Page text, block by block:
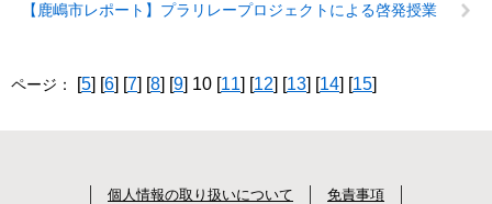
【鹿嶋市レポート】プラリレープロジェクトによる啓発授業
ページ： [5] [6] [7] [8] [9] 10 [11] [12] [13] [14] [15]
個人情報の取り扱いについて 免責事項